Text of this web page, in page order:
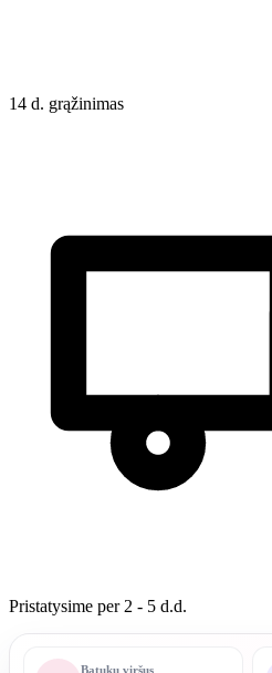
14 d. grąžinimas
Pristatysime per 2 - 5 d.d.
Batukų viršus